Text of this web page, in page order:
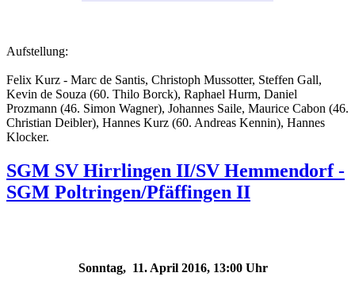
Aufstellung:
Felix Kurz - Marc de Santis, Christoph Mussotter, Steffen Gall,
Kevin de Souza (60. Thilo Borck), Raphael Hurm, Daniel
Prozmann (46. Simon Wagner), Johannes Saile, Maurice Cabon (46.
Christian Deibler), Hannes Kurz (60. Andreas Kennin), Hannes
Klocker.
SGM SV Hirrlingen II/SV Hemmendorf -
SGM Poltringen/Pfäffingen II
Sonntag, 11. April 2016, 13:00 Uhr